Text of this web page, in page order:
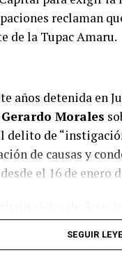
reclaman
de la Tupac Amaru.
años detenida en
Gerardo Morales
delito de
de causas y
el 16 de enero
para exigir la
SEGUIR